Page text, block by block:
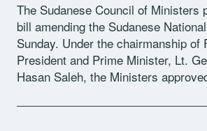
The Sudanese Council of Ministers
bill amending the Sudanese
Sunday. Under the chairmanship of
President and Prime Minister, Lt.
Hasan Saleh, the Ministers
amendments, […]